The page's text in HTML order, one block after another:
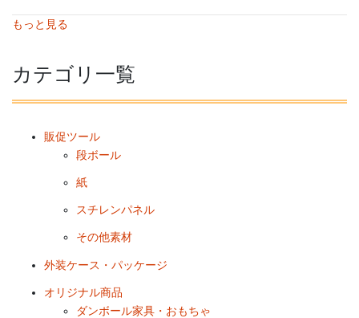
もっと見る
カテゴリ一覧
販促ツール
段ボール
紙
スチレンパネル
その他素材
外装ケース・パッケージ
オリジナル商品
ダンボール家具・おもちゃ